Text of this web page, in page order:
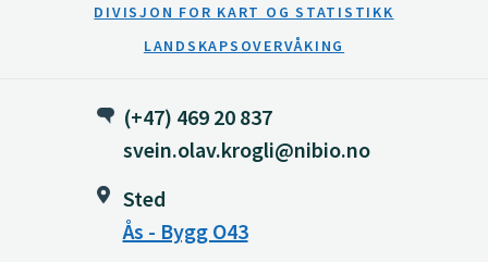
DIVISJON FOR KART OG STATISTIKK
LANDSKAPSOVERVÅKING
(+47) 469 20 837
svein.olav.krogli@nibio.no
Sted
Ås - Bygg O43